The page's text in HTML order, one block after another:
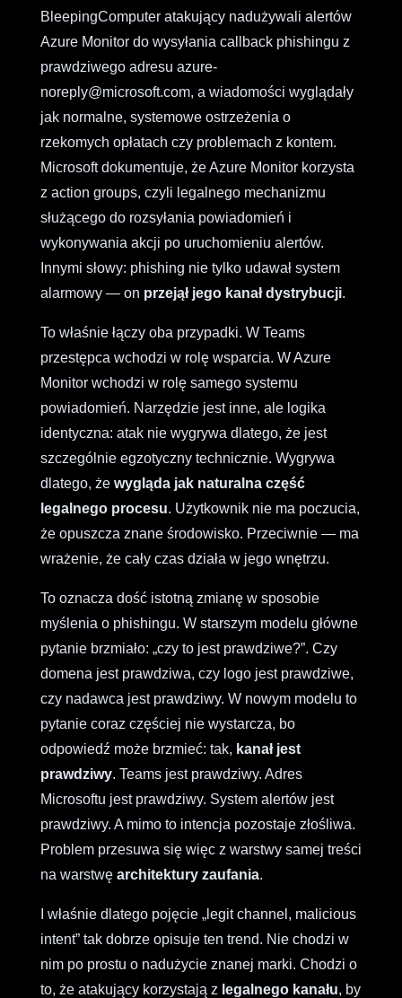
BleepingComputer atakujący nadużywali alertów
Azure Monitor do wysyłania callback phishingu z
prawdziwego adresu azure-
noreply@microsoft.com, a wiadomości wyglądały
jak normalne, systemowe ostrzeżenia o
rzekomych opłatach czy problemach z kontem.
Microsoft dokumentuje, że Azure Monitor korzysta
z action groups, czyli legalnego mechanizmu
służącego do rozsyłania powiadomień i
wykonywania akcji po uruchomieniu alertów.
Innymi słowy: phishing nie tylko udawał system
alarmowy — on przejął jego kanał dystrybucji.
To właśnie łączy oba przypadki. W Teams
przestępca wchodzi w rolę wsparcia. W Azure
Monitor wchodzi w rolę samego systemu
powiadomień. Narzędzie jest inne, ale logika
identyczna: atak nie wygrywa dlatego, że jest
szczególnie egzotyczny technicznie. Wygrywa
dlatego, że wygląda jak naturalna część
legalnego procesu. Użytkownik nie ma poczucia,
że opuszcza znane środowisko. Przeciwnie — ma
wrażenie, że cały czas działa w jego wnętrzu.
To oznacza dość istotną zmianę w sposobie
myślenia o phishingu. W starszym modelu główne
pytanie brzmiało: „czy to jest prawdziwe?”. Czy
domena jest prawdziwa, czy logo jest prawdziwe,
czy nadawca jest prawdziwy. W nowym modelu to
pytanie coraz częściej nie wystarcza, bo
odpowiedź może brzmieć: tak, kanał jest
prawdziwy. Teams jest prawdziwy. Adres
Microsoftu jest prawdziwy. System alertów jest
prawdziwy. A mimo to intencja pozostaje złośliwa.
Problem przesuwa się więc z warstwy samej treści
na warstwę architektury zaufania.
I właśnie dlatego pojęcie „legit channel, malicious
intent” tak dobrze opisuje ten trend. Nie chodzi w
nim po prostu o nadużycie znanej marki. Chodzi o
to, że atakujący korzystają z legalnego kanału, by